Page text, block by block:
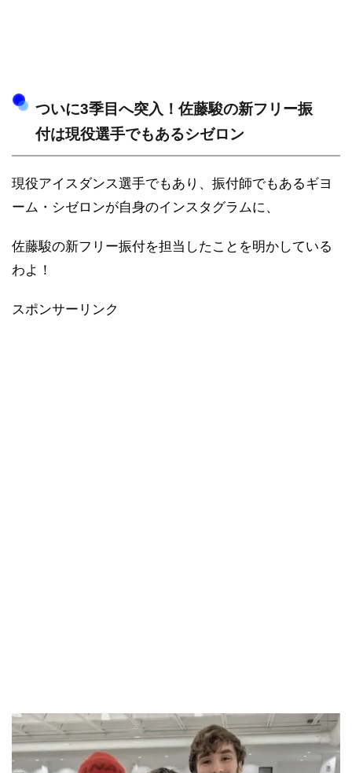
ついに3季目へ突入！佐藤駿の新フリー振
付は現役選手でもあるシゼロン
現役アイスダンス選手でもあり、振付師でもあるギヨ
ーム・シゼロンが自身のインスタグラムに、
佐藤駿の新フリー振付を担当したことを明かしている
わよ！
スポンサーリンク